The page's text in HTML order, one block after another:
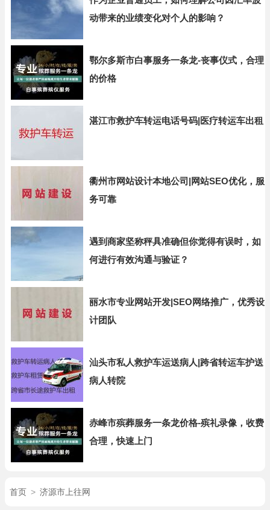
动带来的业绩变化对个人的影响？
鄂尔多斯市白事服务一条龙-丧事仪式，合理
的价格
湛江市救护车转运电话号码|医疗转运车出租
衢州市网站设计本地公司|网站SEO优化，服
务可靠
遇到商家坚称秤具准确但你觉得有误时，如
何进行有效沟通与验证？
丽水市专业网站开发|SEO网络推广，优秀设
计团队
汕头市私人救护车运送病人|跨省转运车护送
病人转院
赤峰市殡葬服务一条龙价格-殡礼录像，收费
合理，快速上门
首页 > 济源市上往网